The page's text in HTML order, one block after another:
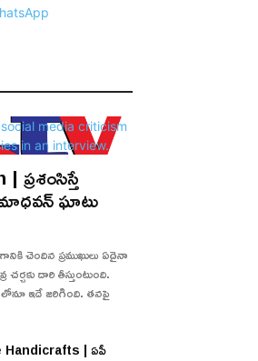
ఘాటు
చెందిన ప్రముఖులు ఏదైనా
దారి తీస్తుంటుంది.
ఇదే జరిగింది. తనపై
Handicrafts | ఏపీ